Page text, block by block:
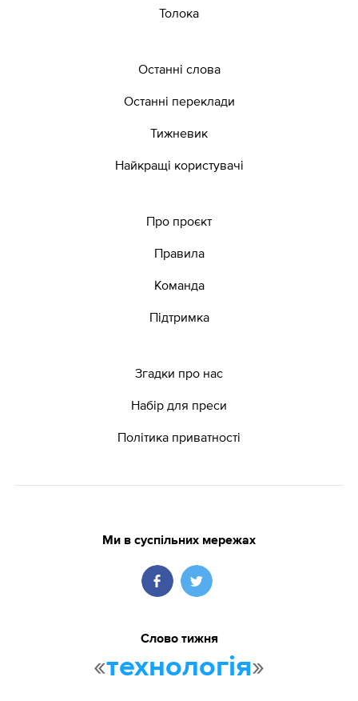
Толока
Останні слова
Останні переклади
Тижневик
Найкращі користувачі
Про проєкт
Правила
Команда
Підтримка
Згадки про нас
Набір для преси
Політика приватності
Ми в суспільних мережах
Слово тижня
«технологія»